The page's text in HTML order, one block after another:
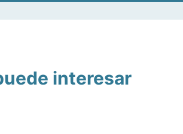
interesar